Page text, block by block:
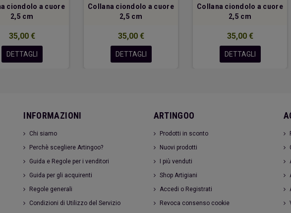
ciondolo a cuore
2,5 cm
35,00 €
DETTAGLI
Collana ciondolo a cuore
2,5 cm
35,00 €
DETTAGLI
Collana ciondolo a cuore
2,5 cm
35,00 €
DETTAGLI
INFORMAZIONI
Chi siamo
Perchè scegliere Artingoo?
Guida e Regole per i venditori
Guida per gli acquirenti
Regole generali
Condizioni di Utilizzo del Servizio
ARTINGOO
Prodotti in sconto
Nuovi prodotti
I più venduti
Shop Artigiani
Accedi o Registrati
Revoca consenso cookie